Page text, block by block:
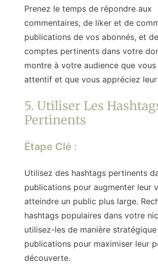
Prenez le temps de répondre aux
commentaires, de liker et de
publications de vos abonnés, et
comptes pertinents dans votre
montre à votre audience que vous
attentif et que vous appréciez
5. Utiliser Les
Pertinents
Étape Clé :
Utilisez des hashtags pertinents
publications pour augmenter leur
atteindre un public plus large.
hashtags populaires dans votre
utilisez-les de manière
publications pour maximiser leur
découverte.